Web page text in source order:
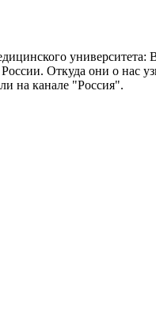
Откуда они о
на канале "Россия".